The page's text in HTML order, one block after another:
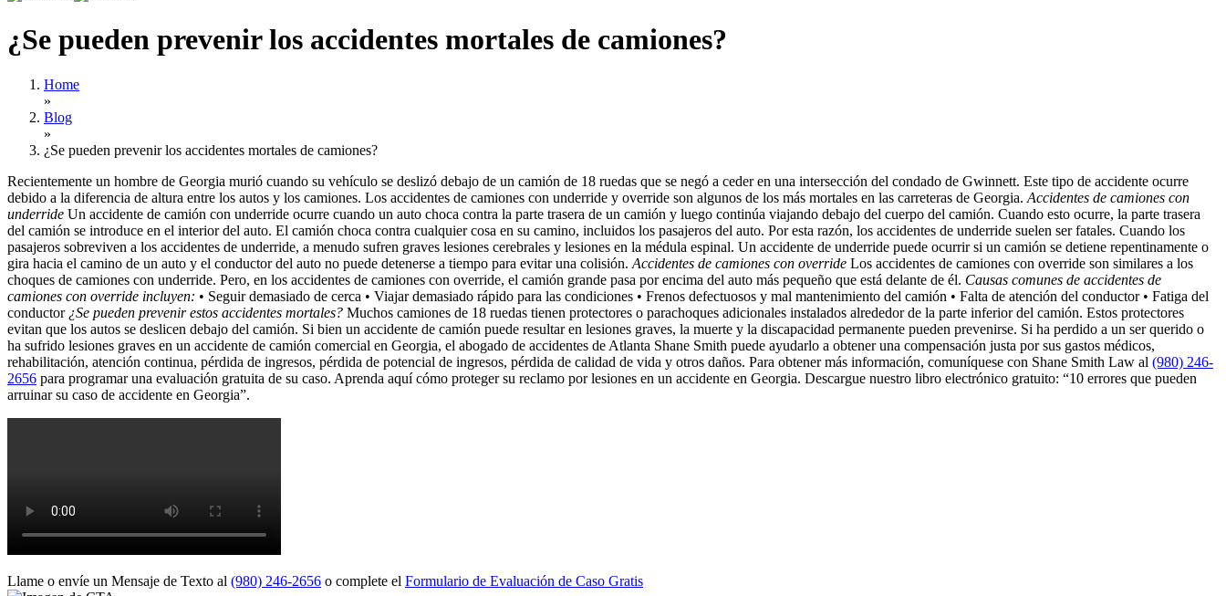
¿Se pueden prevenir los accidentes mortales de camiones?
Home
»
Blog
»
¿Se pueden prevenir los accidentes mortales de camiones?
Recientemente un hombre de Georgia murió cuando su vehículo se deslizó debajo de un camión de 18 ruedas que se negó a ceder en una intersección del condado de Gwinnett. Este tipo de accidente ocurre
debido a la diferencia de altura entre los autos y los camiones. Los accidentes de camiones con underride y override son algunos de los más mortales en las carreteras de Georgia. Accidentes de camiones con
underride Un accidente de camión con underride ocurre cuando un auto choca contra la parte trasera de un camión y luego continúa viajando debajo del cuerpo del camión. Cuando esto ocurre, la parte trasera
del camión se introduce en el interior del auto. El camión choca contra cualquier cosa en su camino, incluidos los pasajeros del auto. Por esta razón, los accidentes de underride suelen ser fatales. Cuando los
pasajeros sobreviven a los accidentes de underride, a menudo sufren graves lesiones cerebrales y lesiones en la médula espinal. Un accidente de underride puede ocurrir si un camión se detiene repentinamente o
gira hacia el camino de un auto y el conductor del auto no puede detenerse a tiempo para evitar una colisión. Accidentes de camiones con override Los accidentes de camiones con override son similares a los
choques de camiones con underride. Pero, en los accidentes de camiones con override, el camión grande pasa por encima del auto más pequeño que está delante de él. Causas comunes de accidentes de
camiones con override incluyen: • Seguir demasiado de cerca • Viajar demasiado rápido para las condiciones • Frenos defectuosos y mal mantenimiento del camión • Falta de atención del conductor • Fatiga del
conductor ¿Se pueden prevenir estos accidentes mortales? Muchos camiones de 18 ruedas tienen protectores o parachoques adicionales instalados alrededor de la parte inferior del camión. Estos protectores
evitan que los autos se deslicen debajo del camión. Si bien un accidente de camión puede resultar en lesiones graves, la muerte y la discapacidad permanente pueden prevenirse. Si ha perdido a un ser querido o
ha sufrido lesiones graves en un accidente de camión comercial en Georgia, el abogado de accidentes de Atlanta Shane Smith puede ayudarlo a obtener una compensación justa por sus gastos médicos,
rehabilitación, atención continua, pérdida de ingresos, pérdida de potencial de ingresos, pérdida de calidad de vida y otros daños. Para obtener más información, comuníquese con Shane Smith Law al (980) 246-
2656 para programar una evaluación gratuita de su caso. Aprenda aquí cómo proteger su reclamo por lesiones en un accidente en Georgia. Descargue nuestro libro electrónico gratuito: “10 errores que pueden
arruinar su caso de accidente en Georgia”.
Llame o envíe un Mensaje de Texto al (980) 246-2656 o complete el Formulario de Evaluación de Caso Gratis